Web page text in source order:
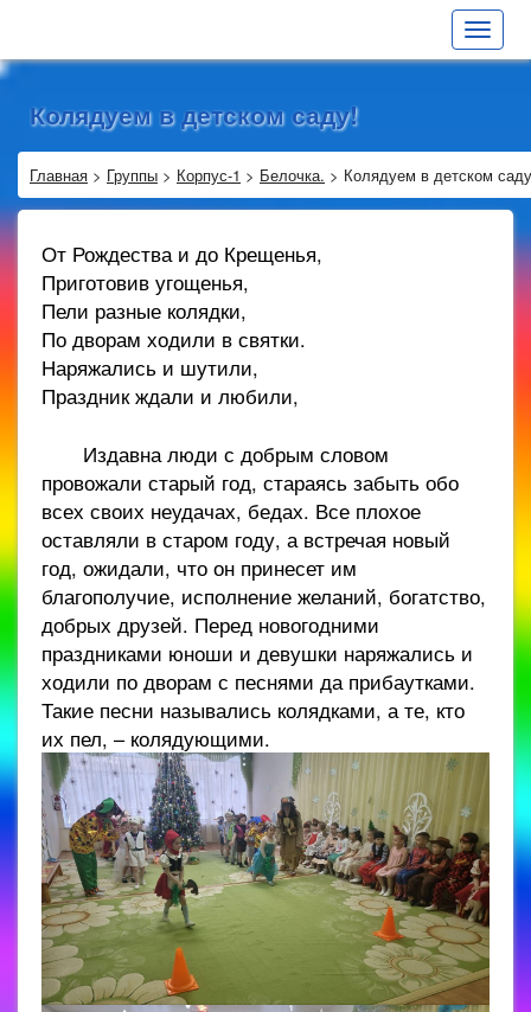
Toggle
Колядуем в детском саду!
Главная > Группы > Корпус-1 > Белочка. > Колядуем в детском
От Рождества и до Крещенья,
Приготовив угощенья,
Пели разные колядки,
По дворам ходили в святки.
Наряжались и шутили,
Праздник ждали и любили,
Издавна люди с добрым словом
провожали старый год, стараясь забыть обо
всех своих неудачах, бедах. Все плохое
оставляли в старом году, а встречая новый
год, ожидали, что он принесет им
благополучие, исполнение желаний, богатство,
добрых друзей. Перед новогодними
праздниками юноши и девушки наряжались и
ходили по дворам с песнями да прибаутками.
Такие песни назывались колядками, а те, кто
их пел, – колядующими.